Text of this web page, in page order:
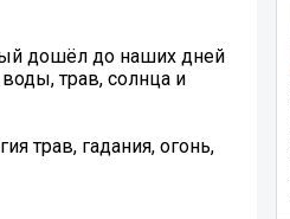
дошёл до наших дней
трав, солнца и
трав, гадания, огонь,